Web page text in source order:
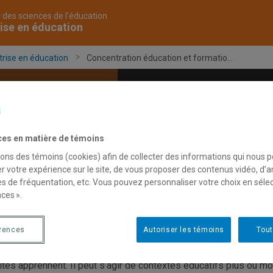
des sciences de l'éducation
en éducation
en éducation Concentration éducation et formatio...
éducation et
concentration Éducation et formation des adultes (EFA) porte
traitent de la formation en entreprise, la formation
ou en éducation familiale. Ce champ s’intéresse à
long de la vie et dans toutes ses dimensions. Il rejoint tous
apprennent. Il peut s’agir de contextes éducatifs plus ou
en matière de témoins
des témoins (cookies) afin de collecter des informations qui nous
votre expérience sur le site, de vous proposer des contenus vidéo,
de fréquentation, etc. Vous pouvez personnaliser votre choix en
».
Autoriser les témoins